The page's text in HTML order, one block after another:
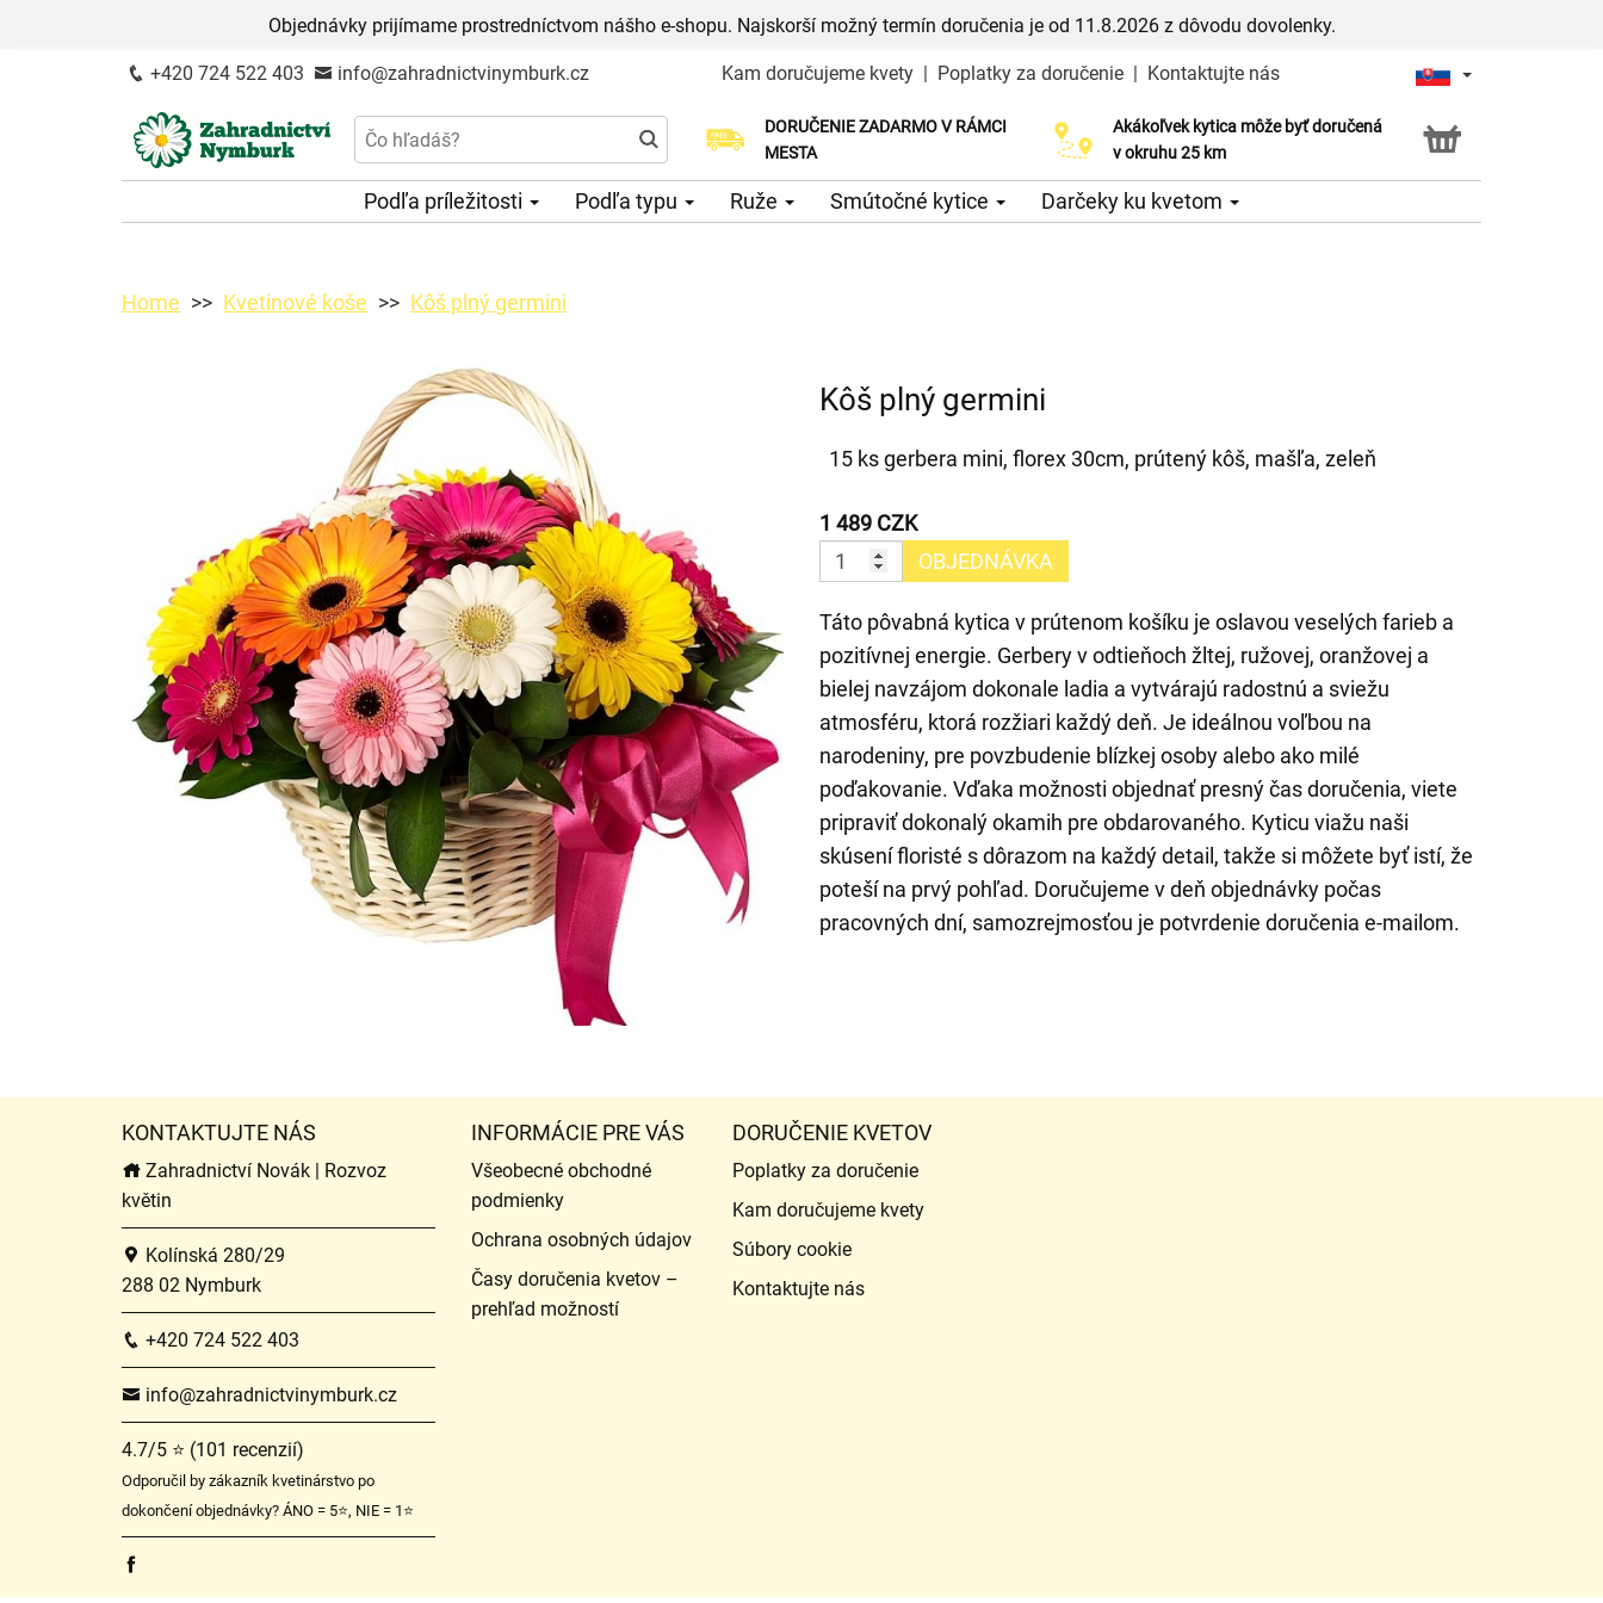
Objednávky prijímame prostredníctvom nášho e-shopu. Najskorší možný termín doručenia je od 11.8.2026 z dôvodu dovolenky.
+420 724 522 403 info@zahradnictvinymburk.cz Kam doručujeme kvety | Poplatky za doručenie | Kontaktujte nás
DORUČENIE ZADARMO V RÁMCI
MESTA
Akákoľvek kytica môže byť doručená
v okruhu 25 km
Služba Click & Collect
Podľa príležitosti Podľa typu Ruže Smútočné kytice Darčeky ku kvetom
Home Kvetinové koše Kôš plný germini
Kôš plný germini
15 ks gerbera mini, florex 30cm, prútený kôš, mašľa, zeleň
1 489 CZK
OBJEDNÁVKA
Táto pôvabná kytica v prútenom košíku je oslavou veselých farieb a
pozitívnej energie. Gerbery v odtieňoch žltej, ružovej, oranžovej a
bielej navzájom dokonale ladia a vytvárajú radostnú a sviežu
atmosféru, ktorá rozžiari každý deň. Je ideálnou voľbou na
narodeniny, pre povzbudenie blízkej osoby alebo ako milé
poďakovanie. Vďaka možnosti objednať presný čas doručenia, viete
pripraviť dokonalý okamih pre obdarovaného. Kyticu viažu naši
skúsení floristé s dôrazom na každý detail, takže si môžete byť istí, že
poteší na prvý pohľad. Doručujeme v deň objednávky počas
pracovných dní, samozrejmosťou je potvrdenie doručenia e-mailom.
KONTAKTUJTE NÁS
Zahradnictví Novák | Rozvoz
květin
Kolínská 280/29
288 02 Nymburk
+420 724 522 403
info@zahradnictvinymburk.cz
4.7/5 ⭐ (101 recenzií)
Odporučil by zákazník kvetinárstvo po
dokončení objednávky? ÁNO = 5⭐, NIE = 1⭐
INFORMÁCIE PRE VÁS
Všeobecné obchodné
podmienky
Ochrana osobných údajov
Časy doručenia kvetov –
prehľad možností
DORUČENIE KVETOV
Poplatky za doručenie
Kam doručujeme kvety
Súbory cookie
Kontaktujte nás